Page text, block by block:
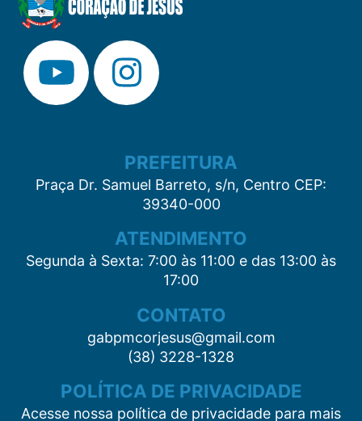
PREFEITURA
Praça Dr. Samuel Barreto, s/n, Centro CEP:
39340-000
ATENDIMENTO
Segunda à Sexta: 7:00 às 11:00 e das 13:00 às
17:00
CONTATO
gabpmcorjesus@gmail.com
(38) 3228-1328
POLÍTICA DE PRIVACIDADE
Acesse nossa política de privacidade para mais